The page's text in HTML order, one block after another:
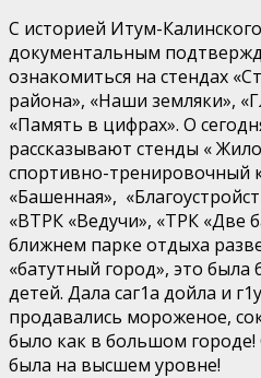
С историей Итум-
документальным
ознакомиться на стендах
района», «Наши земляки»,
«Память в цифрах». О
рассказывают стенды «
спортивно-тренировочный
«Башенная»,
«ВТРК «Ведучи», «ТРК
ближнем парке отдыха
«батутный город», это была
детей. Дала саг1а дойла и
продавались мороженое,
было как в большом
была на высшем уровне!